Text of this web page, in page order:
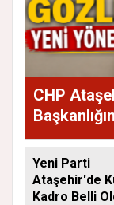
CHP
Yeni Parti
Ataşehir'de
Kadro Belli